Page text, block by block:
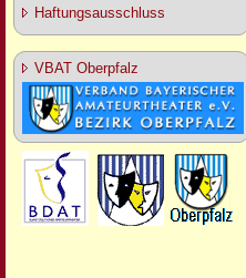
Haftungsausschluss
VBAT Oberpfalz